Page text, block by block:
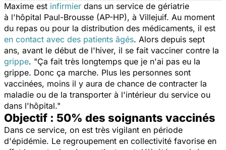
Maxime est infirmier dans un service de gériatrie
à l'hôpital Paul-Brousse (AP-HP), à Villejuif. Au moment
du repas ou pour la distribution des médicaments, il est
en contact avec des patients âgés. Alors depuis sept
ans, avant le début de l'hiver, il se fait vacciner contre la
grippe. "Ça fait très longtemps que je n'ai pas eu la
grippe. Donc ça marche. Plus les personnes sont
vaccinées, moins il y aura de chance de contracter la
maladie ou de la transporter à l'intérieur du service ou
dans l'hôpital."
Objectif : 50% des soignants vaccinés
Dans ce service, on est très vigilant en période
d'épidémie. Le regroupement en collectivité favorise en